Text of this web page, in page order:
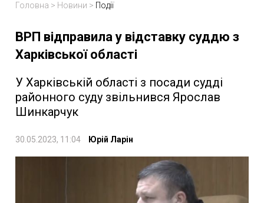
Головна > Новини > Події
ВРП відправила у відставку суддю з
Харківської області
У Харківській області з посади судді
районного суду звільнився Ярослав
Шинкарчук
30.05.2023, 11:04 Юрій Ларін